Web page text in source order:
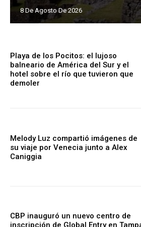
8 De Agosto De 2026
Playa de los Pocitos: el lujoso
balneario de América del Sur y el
hotel sobre el río que tuvieron que
demoler
Melody Luz compartió imágenes de
su viaje por Venecia junto a Alex
Caniggia
CBP inauguró un nuevo centro de
inscripción de Global Entry en